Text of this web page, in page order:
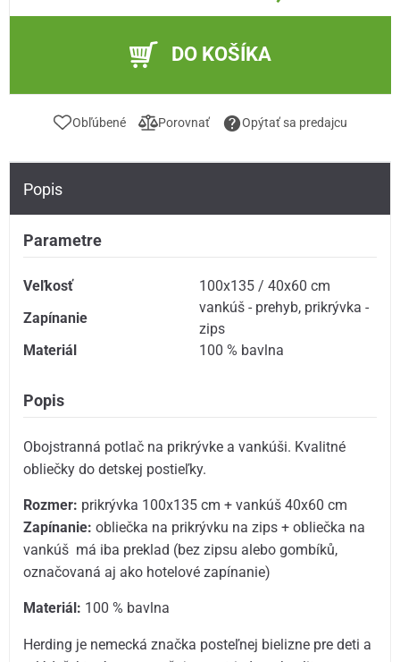
DO KOŠÍKA
Obľúbené Porovnať Opýtať sa predajcu
Popis
Parametre
Veľkosť
100x135 / 40x60 cm
Zapínanie
vankúš - prehyb, prikrývka -
zips
Materiál
100 % bavlna
Popis
Obojstranná potlač na prikrývke a vankúši. Kvalitné
obliečky do detskej postieľky.
Rozmer: prikrývka 100x135 cm + vankúš 40x60 cm
Zapínanie:obliečka na prikrývku na zips + obliečka na
vankúš má iba preklad (bez zipsu alebo gombíků,
označovaná aj ako hotelové zapínanie)
Materiál: 100 % bavlna
Herding je nemecká značka posteľnej bielizne pre deti a